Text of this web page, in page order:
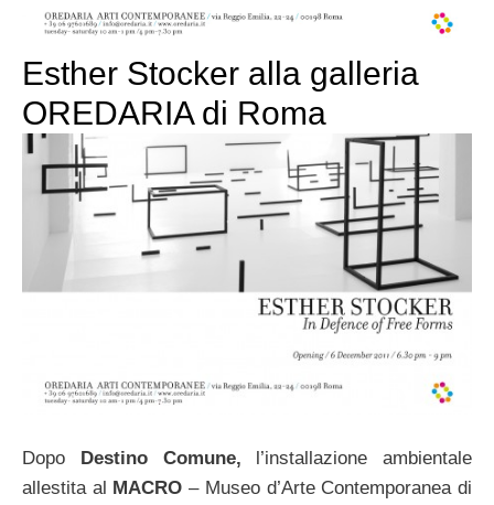
Esther Stocker alla galleria
OREDARIA di Roma
Dopo Destino Comune, l’installazione ambientale
allestita al MACRO – Museo d’Arte Contemporanea di